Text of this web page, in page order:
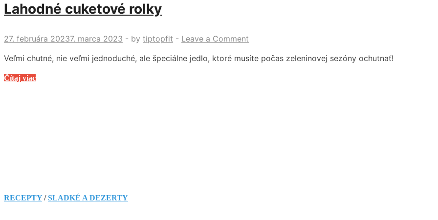
Lahodné cuketové rolky
27. februára 20237. marca 2023 - by tiptopfit - Leave a Comment
Veľmi chutné, nie veľmi jednoduché, ale špeciálne jedlo, ktoré musíte počas zeleninovej sezóny ochutnať!
Lahodné
Čítaj viac
RECEPTY/SLADKÉ A DEZERTY